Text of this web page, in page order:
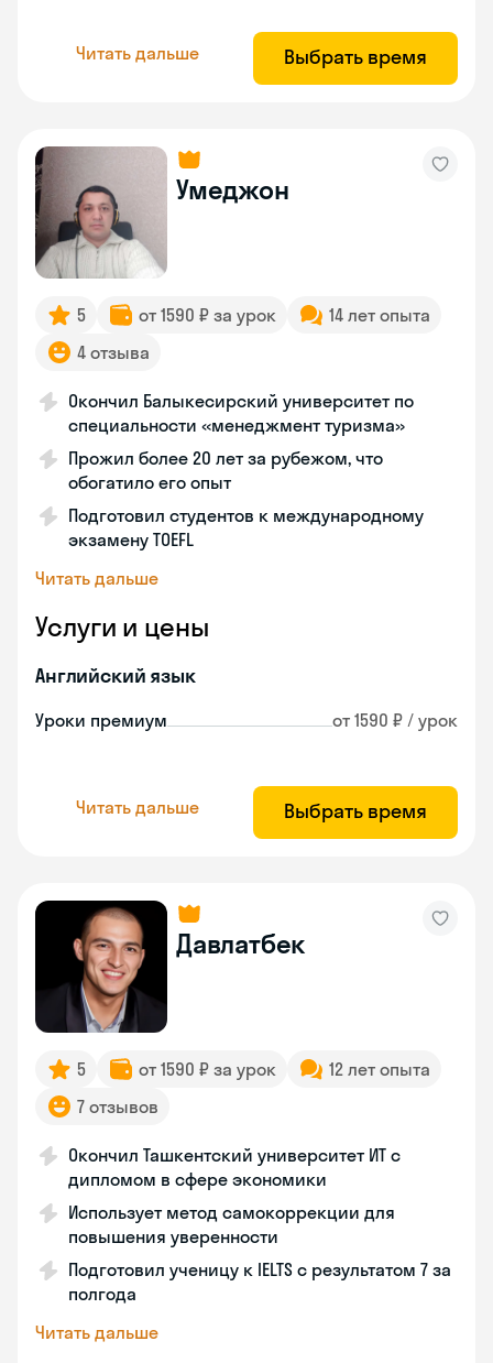
Читать дальше Выбрать время
Умеджон
5 от 1590 ₽ за урок
14 лет опыта
4 отзыва
Окончил Балыкесирский университет по
специальности «менеджмент туризма»
Прожил более 20 лет за рубежом, что
обогатило его опыт
Подготовил студентов к международному
экзамену TOEFL
Читать дальше
Услуги и цены
Английский язык
Уроки премиум от 1590 ₽ / урок
Читать дальше Выбрать время
Давлатбек
5 от 1590 ₽ за урок
12 лет опыта
7 отзывов
Окончил Ташкентский университет ИТ с
дипломом в сфере экономики
Использует метод самокоррекции для
повышения уверенности
Подготовил ученицу к IELTS с результатом 7 за
полгода
Читать дальше